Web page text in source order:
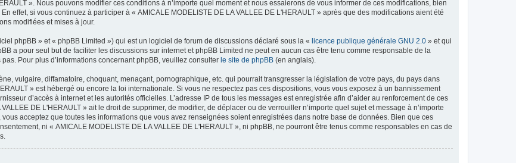
». Nous pouvons modifier ces conditions à n’importe quel moment et nous essaierons de vous informer de ces modifications, bien
effet, si vous continuez à participer à « AMICALE MODELISTE DE LA VALLEE DE L'HERAULT » après que des modifications aient été
modifiées et mises à jour.
phpBB » et « phpBB Limited ») qui est un logiciel de forum de discussions déclaré sous la « licence publique générale GNU 2.0 » et qui
a pour seul but de faciliter les discussions sur internet et phpBB Limited ne peut en aucun cas être tenu comme responsable de la
Pour plus d’informations concernant phpBB, veuillez consulter le site de phpBB (en anglais).
vulgaire, diffamatoire, choquant, menaçant, pornographique, etc. qui pourrait transgresser la législation de votre pays, du pays dans
» est hébergé ou encore la loi internationale. Si vous ne respectez pas ces dispositions, vous vous exposez à un bannissement
d’accès à internet et les autorités officielles. L’adresse IP de tous les messages est enregistrée afin d’aider au renforcement de ces
DE L'HERAULT » ait le droit de supprimer, de modifier, de déplacer ou de verrouiller n’importe quel sujet et message à n’importe
acceptez que toutes les informations que vous avez renseignées soient enregistrées dans notre base de données. Bien que ces
ni « AMICALE MODELISTE DE LA VALLEE DE L'HERAULT », ni phpBB, ne pourront être tenus comme responsables en cas de